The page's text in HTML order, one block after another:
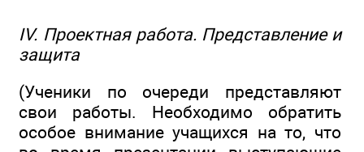
IV. Проектная работа. Представление и
защита
(Ученики по очереди представляют
свои работы. Необходимо обратить
особое внимание учащихся на то, что